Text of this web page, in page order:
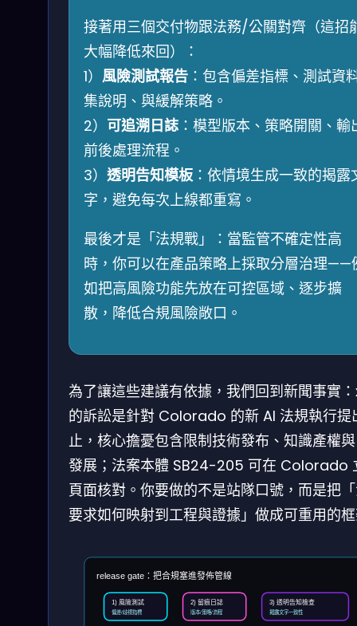
接著用三個交付物跟法務/公關對齊（這招
大幅降低來回）：
1） 風險測試報告 ：包含偏差指標、測試資
集說明、與緩解策略。
2） 可追溯日誌 ：模型版本、策略開關、輸
前後處理流程。
3） 透明告知模板 ：依情境生成一致的揭露
字，避免每次上線都重寫。
最後才是「法規戰」：當監管不確定性高
時，你可以在產品策略上採取分層治理——
如把高風險功能先放在可控區域、逐步擴
散，降低合規風險敞口。
為了讓這些建議有依據，我們回到新聞事實
的訴訟是針對 Colorado 的新 AI 法規執行提
止，核心擔憂包含限制技術發布、知識產權
發展；法案本體 SB24-205 可在 Colorado
頁面核對。你要做的不是站隊口號，而是把
要求如何映射到工程與證據」做成可重用的
release gate：把合規塞進發佈管線
1) 風險測試
偏差/歧視指標
2) 留痕日誌
版本/策略/流程
3) 透明告知檢查
揭露文字一致性